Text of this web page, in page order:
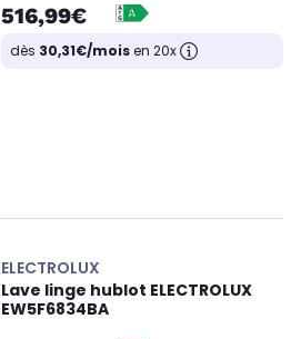
516,99€
dès 30,31€/moisen 20x
ELECTROLUX
Lave linge hublot ELECTROLUX
EW5F6834BA